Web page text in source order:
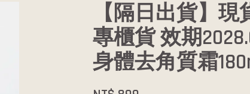
【隔日出貨】現
專櫃貨 效期
身體去角質霜